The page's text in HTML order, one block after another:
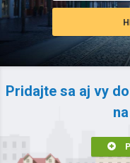
Pridajte sa aj vy